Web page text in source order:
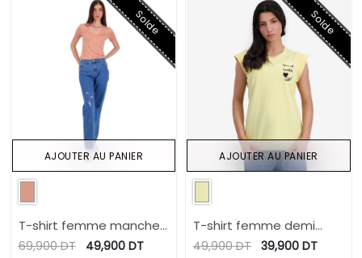
Solde
T-shirt femme manches
courtes col tunisien
69,900DT 49,900DT
AJOUTER AU PANIER
Solde
T-shirt femme demi
manche من قلب للقلب
49,900DT 39,900 DT
AJOUTER AU PANIER